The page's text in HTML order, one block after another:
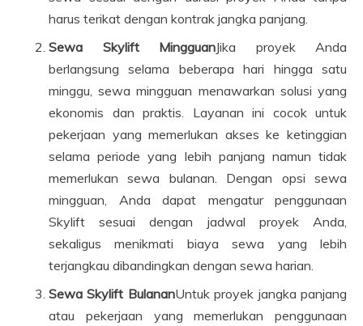
harus terikat dengan kontrak jangka panjang.
Sewa Skylift MingguanJika proyek Anda
berlangsung selama beberapa hari hingga satu
minggu, sewa mingguan menawarkan solusi yang
ekonomis dan praktis. Layanan ini cocok untuk
pekerjaan yang memerlukan akses ke ketinggian
selama periode yang lebih panjang namun tidak
memerlukan sewa bulanan. Dengan opsi sewa
mingguan, Anda dapat mengatur penggunaan
Skylift sesuai dengan jadwal proyek Anda,
sekaligus menikmati biaya sewa yang lebih
terjangkau dibandingkan dengan sewa harian.
Sewa Skylift BulananUntuk proyek jangka panjang
atau pekerjaan yang memerlukan penggunaan